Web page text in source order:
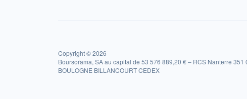
Copyright © 2026
Boursorama, SA au capital de 53 576 889,20 € – RCS Nanterre
BOULOGNE BILLANCOURT CEDEX